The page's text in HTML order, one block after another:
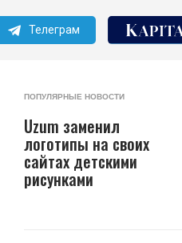
Телеграм
ПОПУЛЯРНЫЕ НОВОСТИ
Uzum заменил
логотипы на своих
сайтах детскими
рисунками